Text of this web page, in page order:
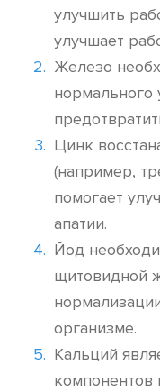
улучшить
улучшает
Железо
нормального
Цинк
(например,
помогает
апатии.
Йод
щитовидной
организме.
Кальций
компонентов